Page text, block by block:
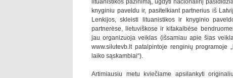
lituanistikos pažinimą, ugdyti nacionalinį
knyginiu paveldu ir, pasitelkiant partnerius iš
Lenkijos, skleisti lituanistikos ir knyginio
partnerėse, lietuviškose ir kitakalbėse
jau organizuoja veiklas (išsamiau apie šias
www.silutevb.lt patalpintoje renginių programoje
laiko sąskambiai“).
Artimiausiu metu kviečiame apsilankyti